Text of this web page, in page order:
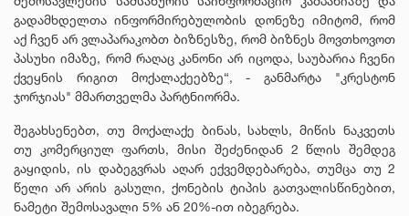
გადამხდელთა ინფორმირებულობის დონეზე იმიტომ, რომ
აქ ჩვენ არ ვლაპარაკობთ ბიზნესზე, რომ ბიზნეს მოვთხოვოთ
პასუხი იმაზე, რომ რაღაც კანონი არ იცოდა, საუბარია ჩვენი
ქვეყნის რიგით მოქალაქეებზე“, - განმარტა "კრესტონ
ჯორჯიას" მმართველმა პარტნიორმა.
შეგახსენებთ, თუ მოქალაქე ბინას, სახლს, მიწის ნაკვეთს
თუ კომერციულ ფართს, მისი შეძენიდან 2 წლის შემდეგ
გაყიდის, ის დაბეგვრას აღარ ექვემდებარება, თუმცა თუ 2
წელი არ არის გასული, ქონების ტიპის გათვალისწინებით,
ნამეტი შემოსავალი 5% ან 20%-ით იბეგრება.